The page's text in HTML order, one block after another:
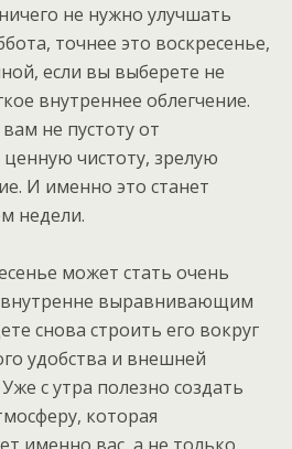
не нужно улучшать
точнее это воскресенье,
если вы выберете не
внутреннее облегчение.
не пустоту от
чистоту, зрелую
И именно это станет
недели.
может стать очень
выравнивающим
снова строить его вокруг
удобства и внешней
с утра полезно создать
которая